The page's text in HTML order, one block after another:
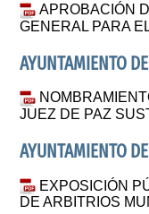
APROBACIÓN
GENERAL PARA
AYUNTAMIENTO
JUEZ DE PAZ
AYUNTAMIENTO
EXPOSICIÓN
DE ARBITRIOS